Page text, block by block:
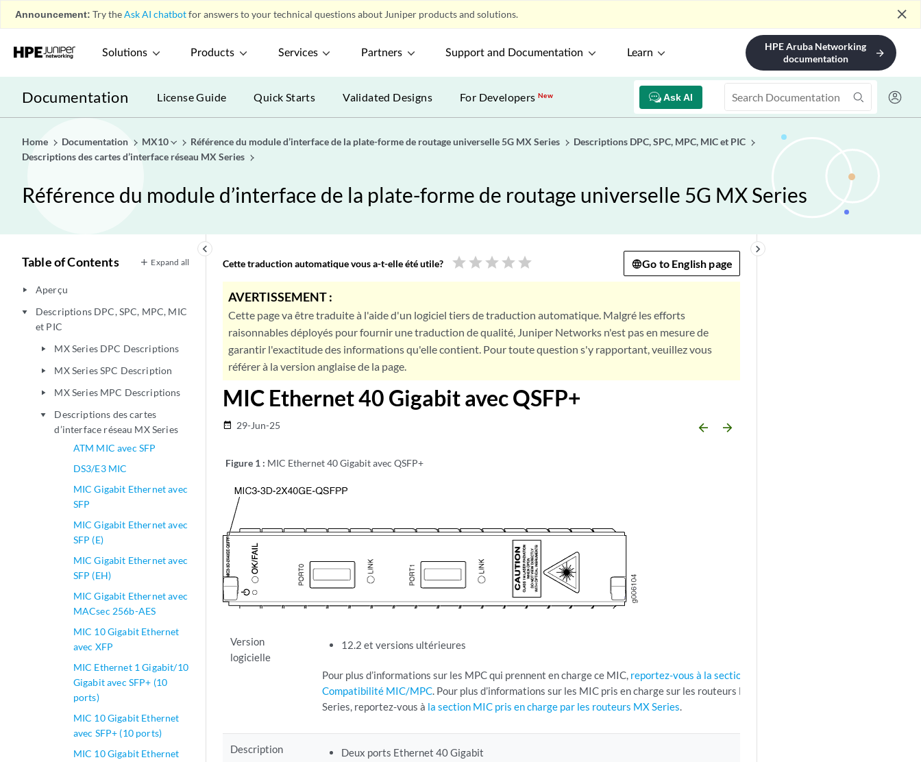
Announcement: Try theAsk AI chatbotfor answers to your technical questions about Juniper products and solutions. close
Solutions Products Services Partners Support and Documentation Learn
HPE Aruba Networking
documentation
arrow_forward
Documentation Ask AI
License Guide Quick Starts Validated Designs For DevelopersNew
Home Documentation MX10 Référence du module d’interface de la plate-forme de routage universelle 5G MX Series
Descriptions DPC, SPC, MPC, MIC et PIC
Descriptions des cartes d’interface réseau MX Series
Référence du module d’interface de la plate-forme de routage universelle 5G MX Series
keyboard_arrow_left
Table of Contents Expand all
play_arrow Aperçu
play_arrow
Descriptions DPC, SPC, MPC, MIC
et PIC
play_arrow MX Series DPC Descriptions
play_arrow MX Series SPC Description
play_arrow MX Series MPC Descriptions
play_arrow
Descriptions des cartes
d’interface réseau MX Series
ATM MIC avec SFP
DS3/E3 MIC
MIC Gigabit Ethernet avec
SFP
MIC Gigabit Ethernet avec
SFP (E)
MIC Gigabit Ethernet avec
SFP (EH)
MIC Gigabit Ethernet avec
MACsec 256b-AES
MIC 10 Gigabit Ethernet
avec XFP
MIC Ethernet 1 Gigabit/10
Gigabit avec SFP+ (10
ports)
MIC 10 Gigabit Ethernet
avec SFP+ (10 ports)
MIC 10 Gigabit Ethernet
keyboard_arrow_right
Cette traduction automatique vous a-t-elle été utile? star star star star star Go to English page
AVERTISSEMENT :
Cette page va être traduite à l'aide d'un logiciel tiers de traduction automatique. Malgré les efforts
raisonnables déployés pour fournir une traduction de qualité, Juniper Networks n'est pas en mesure de
garantir l'exactitude des informations qu'elle contient. Pour toute question s'y rapportant, veuillez vous
référer à la version anglaise de la page.
MIC Ethernet 40 Gigabit avec QSFP+
date_range 29-Jun-25 arrow_backward arrow_forward
Figure 1 : MIC Ethernet 40 Gigabit avec QSFP+
Version
logicielle
12.2 et versions ultérieures
Pour plus d’informations sur les MPC qui prennent en charge ce MIC, reportez-vous à la section
Compatibilité MIC/MPC. Pour plus d’informations sur les MIC pris en charge sur les routeurs MX
Series, reportez-vous à la section MIC pris en charge par les routeurs MX Series.
Description
Deux ports Ethernet 40 Gigabit